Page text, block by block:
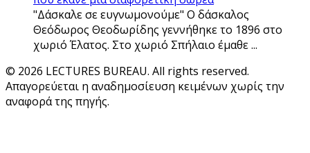
"Δάσκαλε σε ευγνωμονούμε" Ο δάσκαλος
Θεόδωρος Θεοδωρίδης γεννήθηκε το 1896 στο
χωριό Έλατος. Στο χωριό Σπήλαιο έμαθε ...
© 2026 LECTURES BUREAU. All rights reserved.
Απαγορεύεται η αναδημοσίευση κειμένων χωρίς την
αναφορά της πηγής.